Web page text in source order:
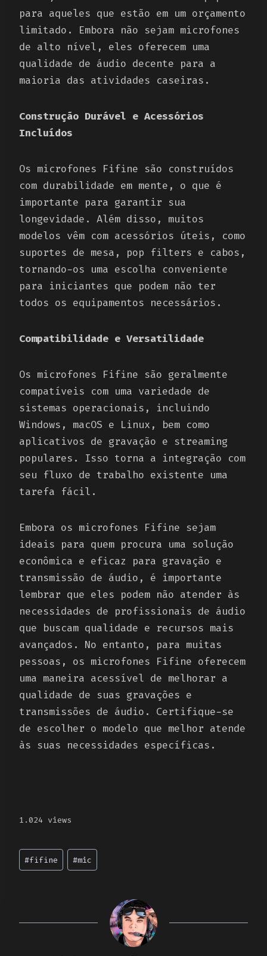
para aqueles que estão em um orçamento
limitado. Embora não sejam microfones
de alto nível, eles oferecem uma
qualidade de áudio decente para a
maioria das atividades caseiras.
Construção Durável e Acessórios
Incluídos
Os microfones Fifine são construídos
com durabilidade em mente, o que é
importante para garantir sua
longevidade. Além disso, muitos
modelos vêm com acessórios úteis, como
suportes de mesa, pop filters e cabos,
tornando-os uma escolha conveniente
para iniciantes que podem não ter
todos os equipamentos necessários.
Compatibilidade e Versatilidade
Os microfones Fifine são geralmente
compatíveis com uma variedade de
sistemas operacionais, incluindo
Windows, macOS e Linux, bem como
aplicativos de gravação e streaming
populares. Isso torna a integração com
seu fluxo de trabalho existente uma
tarefa fácil.
Embora os microfones Fifine sejam
ideais para quem procura uma solução
econômica e eficaz para gravação e
transmissão de áudio, é importante
lembrar que eles podem não atender às
necessidades de profissionais de áudio
que buscam qualidade e recursos mais
avançados. No entanto, para muitas
pessoas, os microfones Fifine oferecem
uma maneira acessível de melhorar a
qualidade de suas gravações e
transmissões de áudio. Certifique-se
de escolher o modelo que melhor atende
às suas necessidades específicas.
1.024 views
Post
Tags:
#fifine #mic